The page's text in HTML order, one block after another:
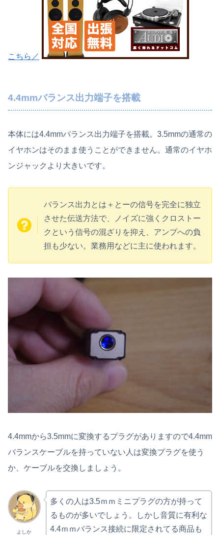
こちら／
4.4mmバランス出力端子を搭載
本体には4.4mmバランス出力端子を搭載。3.5mmの通常の
イヤホンはそのまま使うことができません。通常のイヤホ
ンジャックより大きいです。
バランス出力とは＋とーの信号を完全に独立
させた伝送方法で、ノイズに強くクロストー
クという信号の混ざりを抑え、アンプへの負
担も少ない。業務用などに主に使われます。
4.4mmから3.5mmに変換するプラグがありますので4.4mm
バランスケーブルを持っていない人は変換プラグを使う
か、ケーブルを交換しましょう。
よしか
多くの人は3.5ｍｍミニプラグの方が持って
るものが多いでしょう。しかし音質に有利な
4.4ｍｍバランス接続に限定されてる商品も